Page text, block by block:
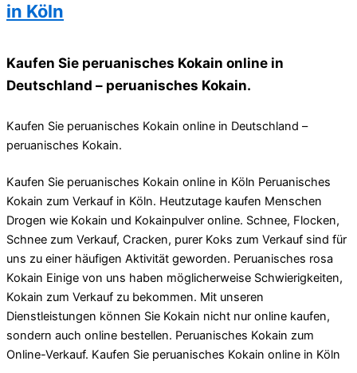
in Köln
Kaufen Sie peruanisches Kokain online in
Deutschland – peruanisches Kokain.
Kaufen Sie peruanisches Kokain online in Deutschland –
peruanisches Kokain.
Kaufen Sie peruanisches Kokain online in Köln Peruanisches
Kokain zum Verkauf in Köln. Heutzutage kaufen Menschen
Drogen wie Kokain und Kokainpulver online. Schnee, Flocken,
Schnee zum Verkauf, Cracken, purer Koks zum Verkauf sind für
uns zu einer häufigen Aktivität geworden. Peruanisches rosa
Kokain Einige von uns haben möglicherweise Schwierigkeiten,
Kokain zum Verkauf zu bekommen. Mit unseren
Dienstleistungen können Sie Kokain nicht nur online kaufen,
sondern auch online bestellen. Peruanisches Kokain zum
Online-Verkauf. Kaufen Sie peruanisches Kokain online in Köln